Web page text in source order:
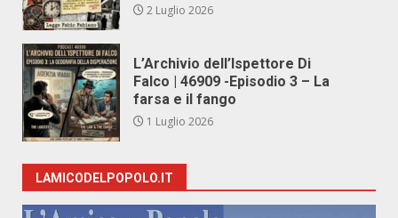
2 Luglio 2026
L’Archivio dell’Ispettore Di
Falco | 46909 -Episodio 3 – La
farsa e il fango
1 Luglio 2026
LAMICODELPOPOLO.IT